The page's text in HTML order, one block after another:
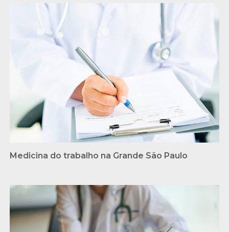
Medicina do trabalho na Grande São Paulo